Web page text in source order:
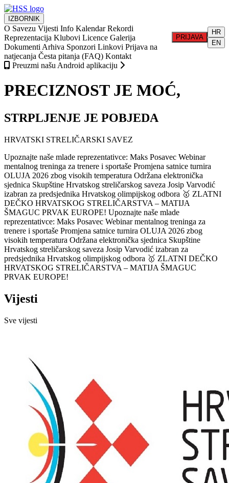
IZBORNIK
O Savezu Vijesti Info Kalendar Rekordi
Reprezentacija Klubovi Licence Galerija
Dokumenti Arhiva Sponzori Linkovi Prijava na
natjecanja Česta pitanja (FAQ) Kontakt
PRIJAVA
HR
EN
Preuzmi našu Android aplikaciju
PRECIZNOST JE MOĆ,
STRPLJENJE JE POBJEDA
HRVATSKI STRELIČARSKI SAVEZ
Upoznajte naše mlade reprezentativce: Maks Posavec Webinar
mentalnog treninga za trenere i sportaše Promjena satnice turnira
OLUJA 2026 zbog visokih temperatura Održana elektronička
sjednica Skupštine Hrvatskog streličarskog saveza Josip Varvodić
izabran za predsjednika Hrvatskog olimpijskog odbora 🥇 ZLATNI
DEČKO HRVATSKOG STRELIČARSTVA – MATIJA
ŠMAGUC PRVAK EUROPE! Upoznajte naše mlade
reprezentativce: Maks Posavec Webinar mentalnog treninga za
trenere i sportaše Promjena satnice turnira OLUJA 2026 zbog
visokih temperatura Održana elektronička sjednica Skupštine
Hrvatskog streličarskog saveza Josip Varvodić izabran za
predsjednika Hrvatskog olimpijskog odbora 🥇 ZLATNI DEČKO
HRVATSKOG STRELIČARSTVA – MATIJA ŠMAGUC
PRVAK EUROPE!
Vijesti
Sve vijesti